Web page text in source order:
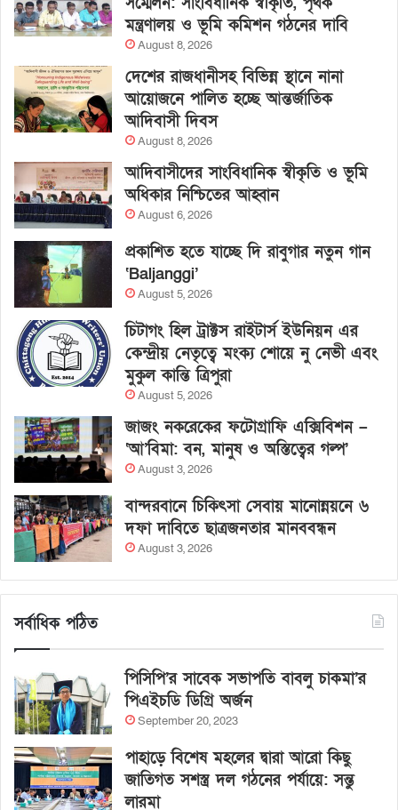
মন্ত্রণালয় ও ভূমি কমিশন গঠনের দাবি
August 8, 2026
দেশের রাজধানীসহ বিভিন্ন স্থানে নানা
আয়োজনে পালিত হচ্ছে আন্তর্জাতিক
আদিবাসী দিবস
August 8, 2026
আদিবাসীদের সাংবিধানিক স্বীকৃতি ও ভূমি
অধিকার নিশ্চিতের আহ্বান
August 6, 2026
প্রকাশিত হতে যাচ্ছে দি রাবুগার নতুন গান
‘Baljanggi’
August 5, 2026
চিটাগং হিল ট্রাক্টস রাইটার্স ইউনিয়ন এর
কেন্দ্রীয় নেতৃত্বে মংক্য শোয়ে নু নেভী এবং
মুকুল কান্তি ত্রিপুরা
August 5, 2026
জাজং নকরেকের ফটোগ্রাফি এক্সিবিশন –
‘আ’বিমা: বন, মানুষ ও অস্তিত্বের গল্প’
August 3, 2026
বান্দরবানে চিকিৎসা সেবায় মানোন্নয়নে ৬
দফা দাবিতে ছাত্রজনতার মানববন্ধন
August 3, 2026
সর্বাধিক পঠিত
পিসিপি’র সাবেক সভাপতি বাবলু চাকমা’র
পিএইচডি ডিগ্রি অর্জন
September 20, 2023
পাহাড়ে বিশেষ মহলের দ্বারা আরো কিছু
জাতিগত সশস্ত্র দল গঠনের পর্যায়ে: সন্তু
লারমা